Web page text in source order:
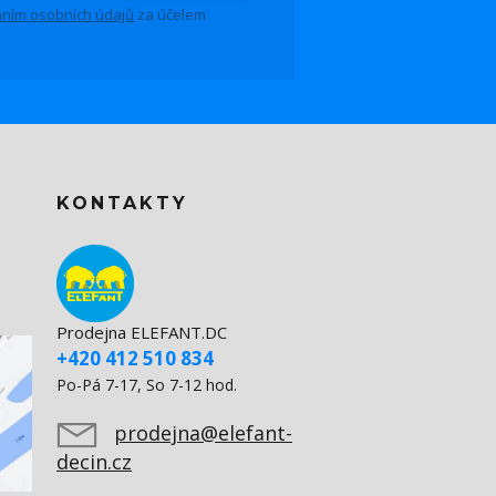
osobních údajů za účelem
KONTAKTY
Prodejna ELEFANT.DC
+420 412 510 834
Po-Pá 7-17, So 7-12 hod.
prodejna@elefant-
decin.cz